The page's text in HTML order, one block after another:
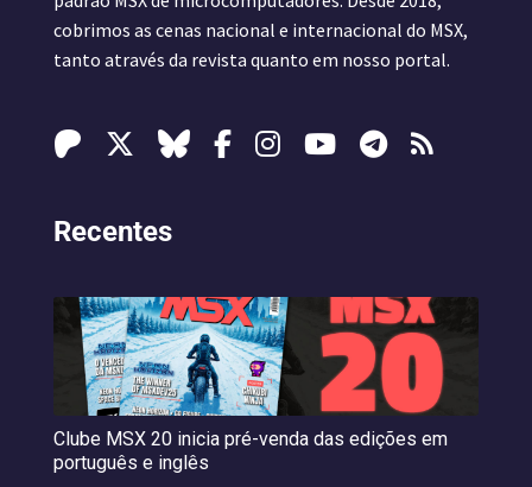
cobrimos as cenas nacional e internacional do MSX,
tanto através da revista quanto em nosso portal.
Recentes
Clube MSX 20 inicia pré-venda das edições em
português e inglês